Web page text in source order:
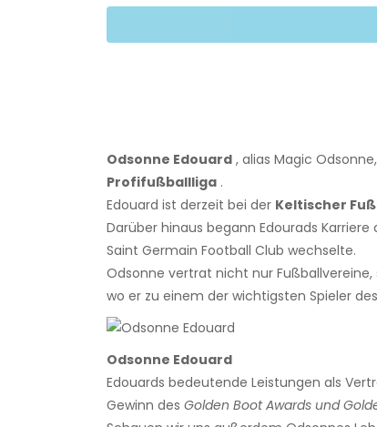
Odsonne Edouard , alias Magic
Profifußballliga .
Edouard ist derzeit bei der Keltischer
Darüber hinaus begann Edourads Karriere
Saint Germain Football Club wechselte.
Odsonne vertrat nicht nur
wo er zu einem der wichtigsten Spieler
Odsonne Edouard
Edouards bedeutende Leistungen als
Gewinn des Golden Boot Awards und